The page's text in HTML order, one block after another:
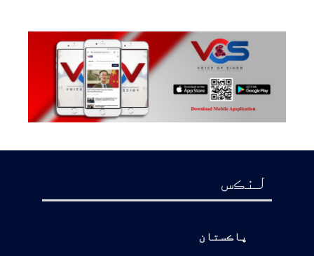
لنڪس
پاڪستان